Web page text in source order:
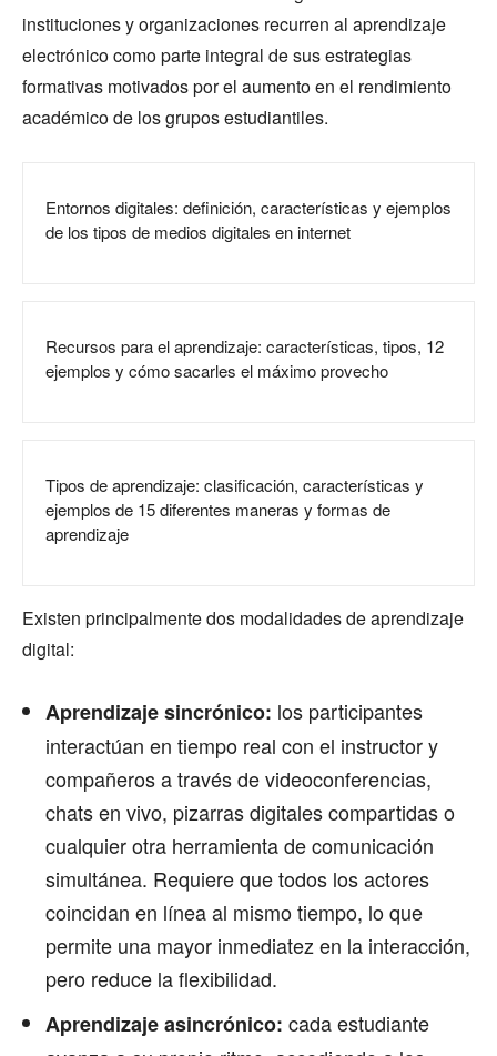
instituciones y organizaciones recurren al aprendizaje
electrónico como parte integral de sus estrategias
formativas motivados por el aumento en el rendimiento
académico de los grupos estudiantiles.
Entornos digitales: definición, características y ejemplos
de los tipos de medios digitales en internet
Recursos para el aprendizaje: características, tipos, 12
ejemplos y cómo sacarles el máximo provecho
Tipos de aprendizaje: clasificación, características y
ejemplos de 15 diferentes maneras y formas de
aprendizaje
Existen principalmente dos modalidades de aprendizaje
digital:
Aprendizaje sincrónico: los participantes
interactúan en tiempo real con el instructor y
compañeros a través de videoconferencias,
chats en vivo, pizarras digitales compartidas o
cualquier otra herramienta de comunicación
simultánea. Requiere que todos los actores
coincidan en línea al mismo tiempo, lo que
permite una mayor inmediatez en la interacción,
pero reduce la flexibilidad.
Aprendizaje asincrónico: cada estudiante